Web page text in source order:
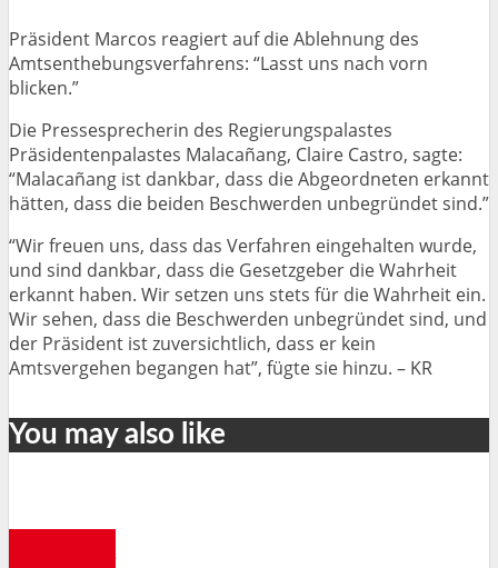
Präsident Marcos reagiert auf die Ablehnung des
Amtsenthebungsverfahrens: “Lasst uns nach vorn
blicken.”
Die Pressesprecherin des Regierungspalastes
Präsidentenpalastes Malacañang, Claire Castro, sagte:
“Malacañang ist dankbar, dass die Abgeordneten erkannt
hätten, dass die beiden Beschwerden unbegründet sind.”
“Wir freuen uns, dass das Verfahren eingehalten wurde,
und sind dankbar, dass die Gesetzgeber die Wahrheit
erkannt haben. Wir setzen uns stets für die Wahrheit ein.
Wir sehen, dass die Beschwerden unbegründet sind, und
der Präsident ist zuversichtlich, dass er kein
Amtsvergehen begangen hat”, fügte sie hinzu. – KR
You may also like